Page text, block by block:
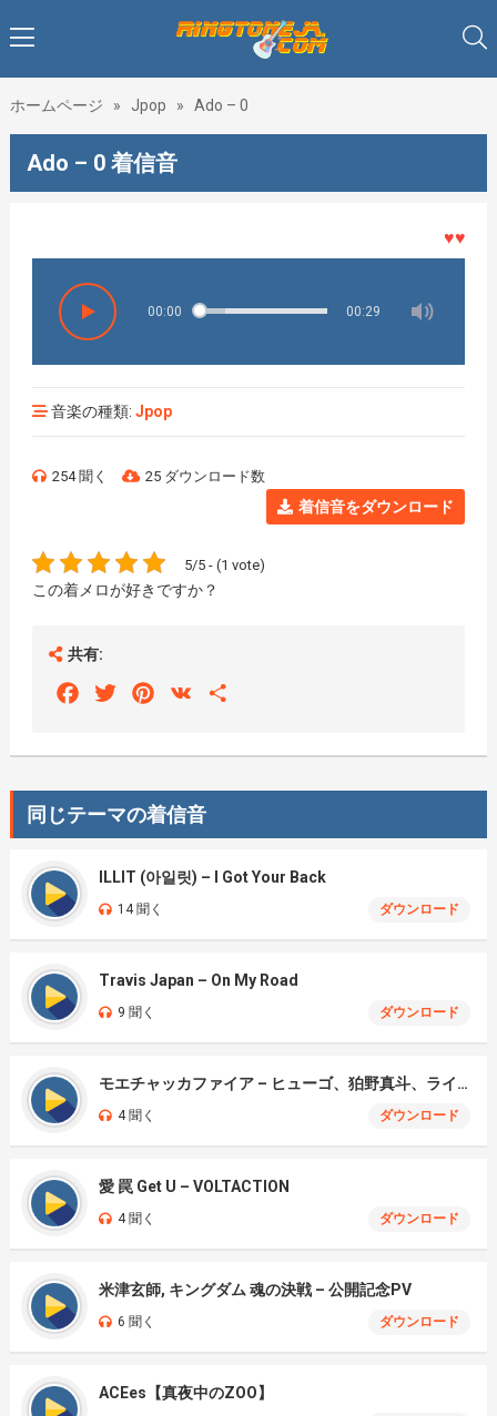
ホームページ » Jpop » Ado – 0
Ado – 0 着信音
♥♥♥着メ
00:00 00:29
音楽の種類: Jpop
254 聞く 25 ダウンロード数
着信音をダウンロード
5/5 - (1 vote)
この着メロが好きですか？
共有:
FacebookTwitterPinterest
VK
同じテーマの着信音
ILLIT (아일릿) – I Got Your Back
14 聞く ダウンロード
Travis Japan – On My Road
9 聞く ダウンロード
モエチャッカファイア – ヒューゴ、狛野真斗、ライト、セヴェリアン (Cover )
4 聞く ダウンロード
愛 罠 Get U – VOLTACTION
4 聞く ダウンロード
米津玄師, キングダム 魂の決戦 – 公開記念PV
6 聞く ダウンロード
ACEes【真夜中のZOO】